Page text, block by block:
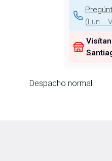
(Lun. -
Despacho normal